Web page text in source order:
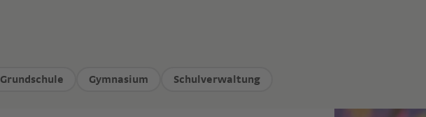
Grundschule Gymnasium Schulverwaltung